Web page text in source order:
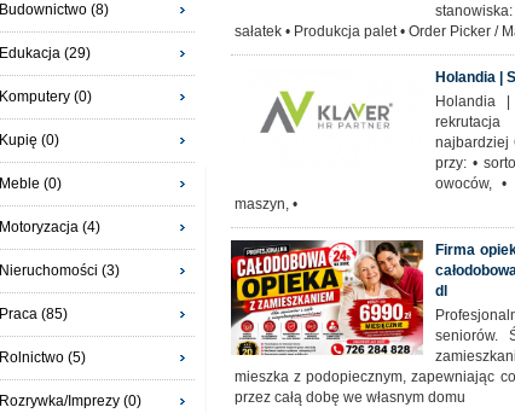
Budownictwo (8)
Edukacja (29)
Komputery (0)
Kupię (0)
Meble (0)
Motoryzacja (4)
Nieruchomości (3)
Praca (85)
Rolnictwo (5)
Rozrywka/Imprezy (0)
sałatek • Produkcja palet • Order Picker /
Holandia |
Holandia
najbardziej
przy: •
owoców,
maszyn, •
Firma
dl
seniorów.
mieszka z podopiecznym, zapewniając
przez całą dobę we własnym domu